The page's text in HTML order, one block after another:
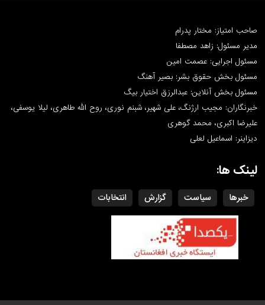
صاحب امتیاز: مختار پدرام
مدیر مسئول: زاهد مصطفا
مسئول اجرایی: عصمت امین
مسئول بخش حقوق بشر: بصیر آهنگ
مسئول بخش آنلاین: عبدالرزق اختیار بیگ
خبرنگاران: مجیب ارژنگ، علی شهیر، شبنم نوری، روح الله طاهری، لیلا یوسفی،
علیرضا اکبری، محمد گوهری
دیزاینر: اسماعیل لعلی
لینک ها:
خبرها سیاست گزارش انتخابات